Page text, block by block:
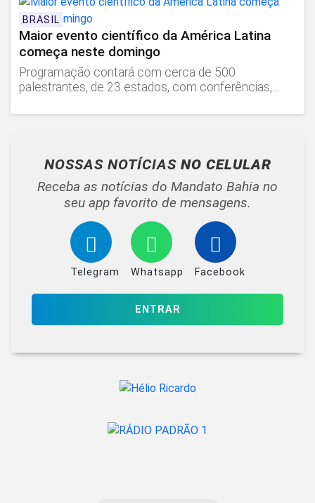
BRASIL
Maior evento científico da América Latina
começa neste domingo
Programação contará com cerca de 500
palestrantes, de 23 estados, com conferências,...
NOSSAS NOTÍCIAS NO CELULAR
Receba as notícias do Mandato Bahia no
seu app favorito de mensagens.
Telegram Whatsapp Facebook
ENTRAR